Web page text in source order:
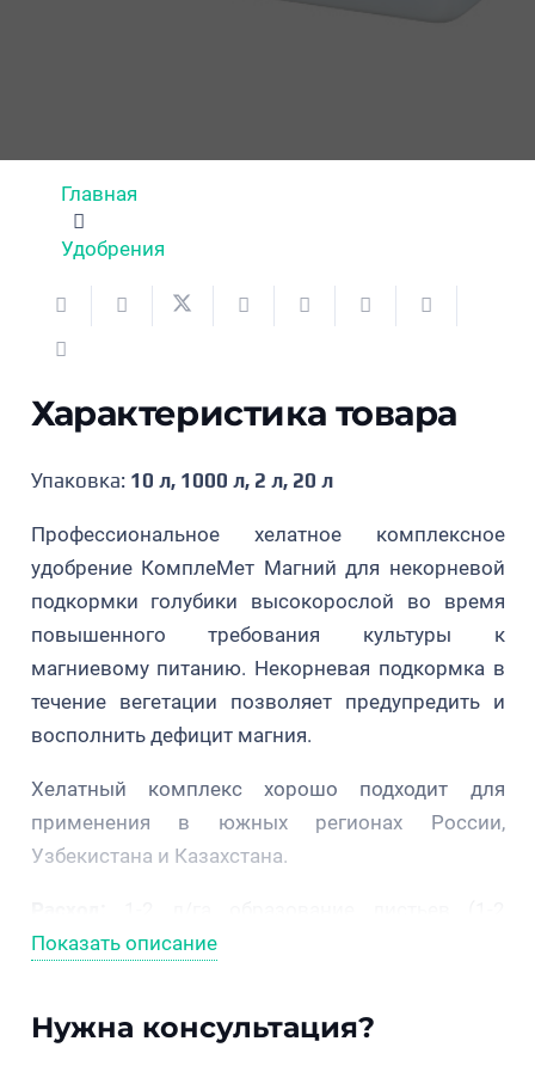
Главная
Удобрения
Характеристика товара
Упаковка: 10 л, 1000 л, 2 л, 20 л
Профессиональное хелатное комплексное
удобрение КомплеМет Магний для некорневой
подкормки голубики высокорослой во время
повышенного требования культуры к
магниевому питанию. Некорневая подкормка в
течение вегетации позволяет предупредить и
восполнить дефицит магния.
Хелатный комплекс хорошо подходит для
применения в южных регионах России,
Узбекистана и Казахстана.
обработки с интервалом 7-10 дней). 1-2 л/га во
Магний (МgO)
50 г/л
Показать описание
Нужна консультация?